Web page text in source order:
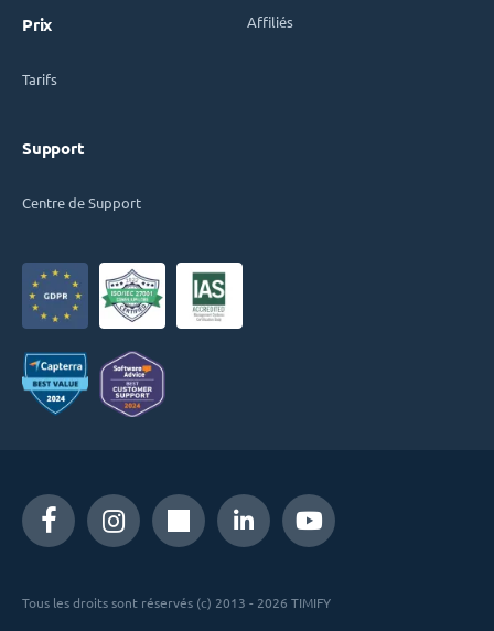
Prix
Tarifs
Support
Centre de Support
Affiliés
Tous les droits sont réservés (c) 2013 - 2026 TIMIFY